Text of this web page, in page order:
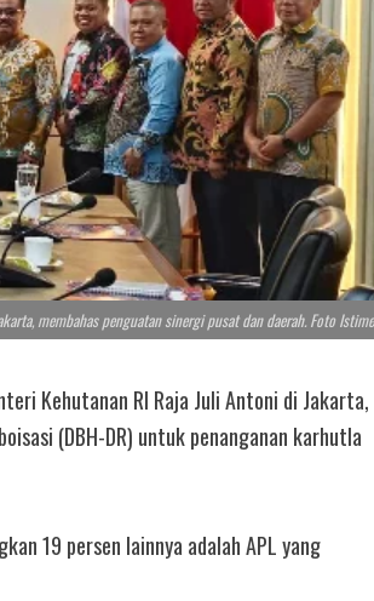
membahas penguatan sinergi pusat dan daerah. Foto
Kehutanan RI Raja Juli Antoni di Jakarta,
(DBH-DR) untuk penanganan karhutla
19 persen lainnya adalah APL yang